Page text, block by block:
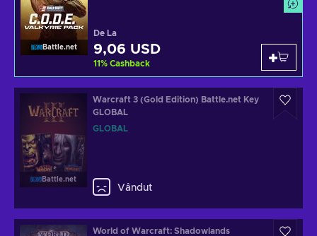
Battle.net
De La
9,06 USD
11% Cashback
Battle.net
Warcraft 3 (Gold Edition) Battle.net Key
GLOBAL
GLOBAL
Vândut
World of Warcraft: Shadowlands